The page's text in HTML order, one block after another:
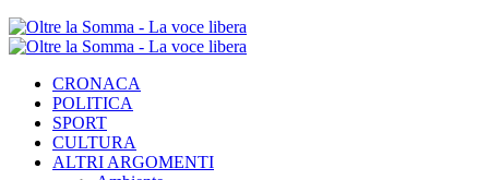
CRONACA
POLITICA
SPORT
CULTURA
ALTRI ARGOMENTI